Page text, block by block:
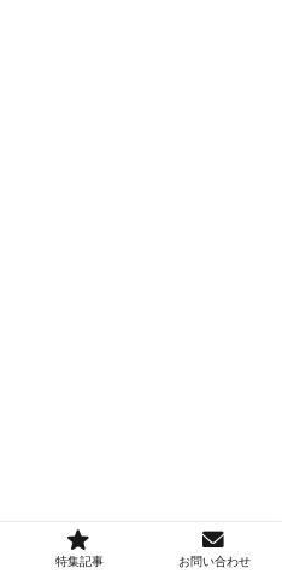
特集記事 お問い合わせ